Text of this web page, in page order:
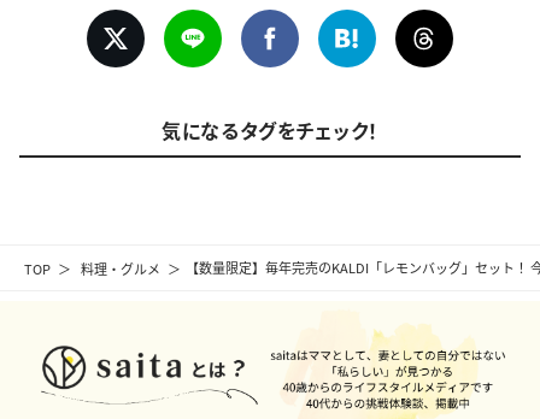
TOP 料理・グルメ 【数量限定】毎年完売のKALDI「レモンバッグ」セット！
気になるタグをチェック！